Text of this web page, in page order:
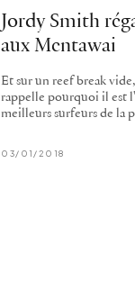
Jordy Smith
aux Mentawai
Et sur un reef break
rappelle pourquoi il est
meilleurs surfeurs de la
03/01/2018